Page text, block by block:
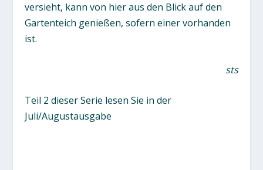
versieht, kann von hier aus den Blick auf den
Gartenteich genießen, sofern einer vorhanden
ist.
sts
Teil 2 dieser Serie lesen Sie in der
Juli/Augustausgabe